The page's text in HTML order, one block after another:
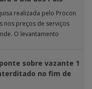
realizada pelo Procon
nos preços de serviços
O levantamento
sobre vazante 1
no fim de